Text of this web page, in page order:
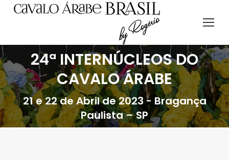
24ª INTERNÚCLEOS DO
CAVALO ÁRABE
21 e 22 de Abril de 2023 - Bragança
Paulista – SP